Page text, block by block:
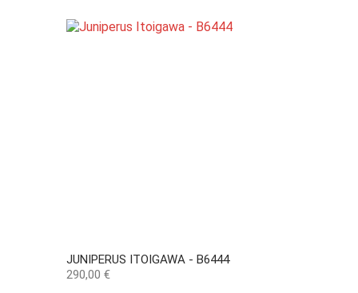
JUNIPERUS ITOIGAWA - B6444
Precio
290,00 €